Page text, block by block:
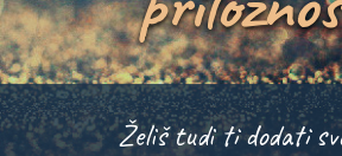
Želiš tudi ti dodati